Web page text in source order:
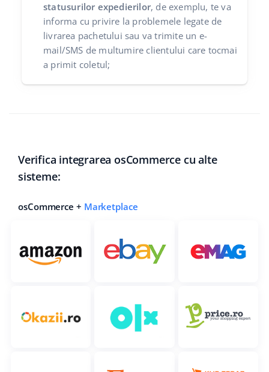
statusurilor expedierilor, de exemplu, te va
informa cu privire la problemele legate de
livrarea pachetului sau va trimite un e-
mail/SMS de multumire clientului care tocmai
a primit coletul;
Verifica integrarea osCommerce cu alte
sisteme:
osCommerce + Marketplace